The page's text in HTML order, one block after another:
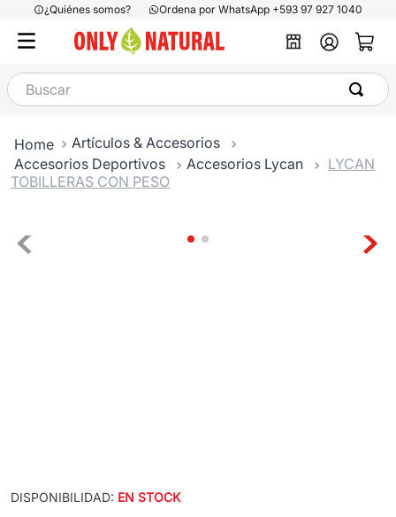
¿Quiénes somos? Ordena por WhatsApp +593 97 927 1040
Buscar
Artículos & Accesorios
Accesorios Deportivos
Accesorios Lycan
LYCAN
TOBILLERAS CON PESO
DISPONIBILIDAD: EN STOCK